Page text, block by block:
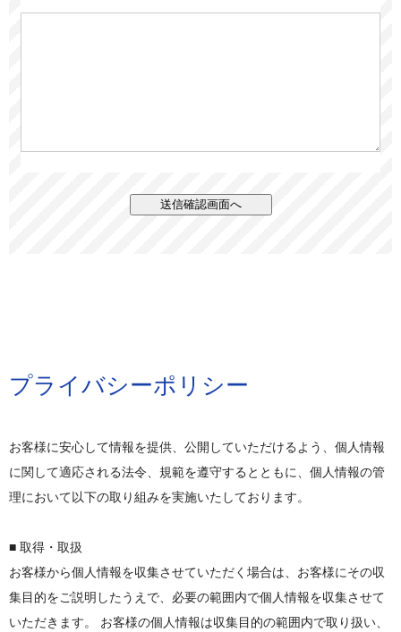
プライバシーポリシー
お客様に安心して情報を提供、公開していただけるよう、個人情報
に関して適応される法令、規範を遵守するとともに、個人情報の管
理において以下の取り組みを実施いたしております。
■ 取得・取扱
お客様から個人情報を収集させていただく場合は、お客様にその収
集目的をご説明したうえで、必要の範囲内で個人情報を収集させて
いただきます。 お客様の個人情報は収集目的の範囲内で取り扱い、